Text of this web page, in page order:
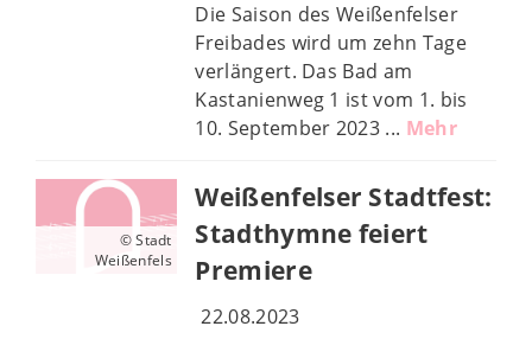
Die Saison des Weißenfelser
Freibades wird um zehn Tage
verlängert. Das Bad am
Kastanienweg 1 ist vom 1. bis
10. September 2023 ... Mehr
© Stadt
Weißenfels
Weißenfelser Stadtfest:
Stadthymne feiert
Premiere
22.08.2023